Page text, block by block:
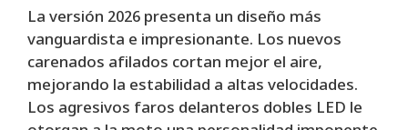
La versión 2026 presenta un diseño más
vanguardista e impresionante. Los nuevos
carenados afilados cortan mejor el aire,
mejorando la estabilidad a altas velocidades.
Los agresivos faros delanteros dobles LED le